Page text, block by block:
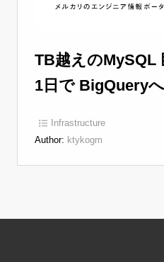
TB越えのMySQL
1日で BigQuery
Infrastructure
Author: ktykogm